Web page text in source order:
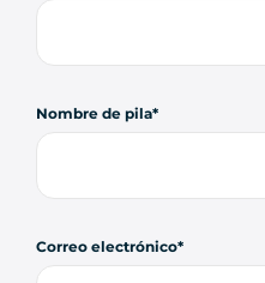
Nombre de pila
Correo electrónico